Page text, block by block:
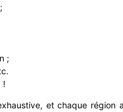
;
!
et chaque région